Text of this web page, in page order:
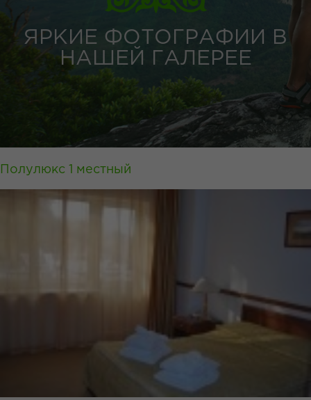
ЯРКИЕ ФОТОГРАФИИ В
НАШЕЙ ГАЛЕРЕЕ
Полулюкс 1 местный